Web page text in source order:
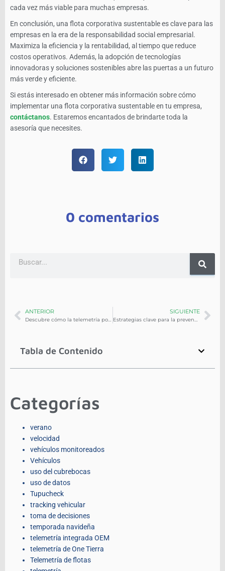
cada vez más viable para muchas empresas.
En conclusión, una flota corporativa sustentable es clave para las
empresas en la era de la responsabilidad social empresarial.
Maximiza la eficiencia y la rentabilidad, al tiempo que reduce
costos operativos. Además, la adopción de tecnologías
innovadoras y soluciones sostenibles abre las puertas a un futuro
más verde y eficiente.
Si estás interesado en obtener más información sobre cómo
implementar una flota corporativa sustentable en tu empresa,
contáctanos. Estaremos encantados de brindarte toda la
asesoría que necesites.
0 comentarios
ANTERIOR SIGUIENTE
Tabla de Contenido
Categorías
verano
velocidad
vehículos monitoreados
Vehículos
uso del cubrebocas
uso de datos
Tupucheck
tracking vehicular
toma de decisiones
temporada navideña
telemetría integrada OEM
telemetría de One Tierra
Telemetría de flotas